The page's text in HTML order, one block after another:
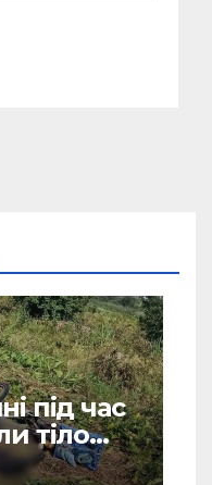
під час
тіло